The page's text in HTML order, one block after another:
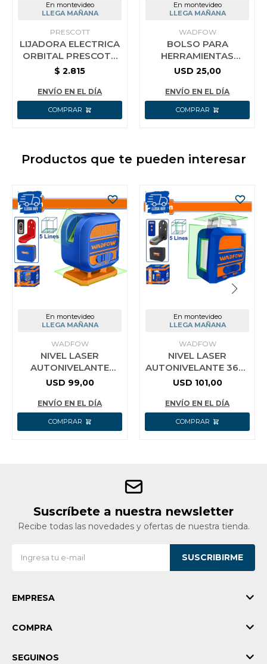
En montevideo
LLEGA MAÑANA
PRESCOTT
LIJADORA ELECTRICA
ORBITAL PRESCOTT
320W 14000 RPM
$ 2.815
ENVÍO EN EL DÍA
En montevideo
LLEGA MAÑANA
WADFOW
BOLSO PARA
HERRAMIENTAS
19PULG POLIÉSTER
COLOR AZUL
USD 25,00
ENVÍO EN EL DÍA
Productos que te pueden interesar
En montevideo
LLEGA MAÑANA
WADFOW
NIVEL LASER
AUTONIVELANTE
VERDE 30M WADFOW
USD 99,00
ENVÍO EN EL DÍA
En montevideo
LLEGA MAÑANA
WADFOW
NIVEL LASER
AUTONIVELANTE 360°
+ SOPORTE WADFOW
USD 101,00
ENVÍO EN EL DÍA
Suscríbete a nuestra newsletter
Recibe todas las novedades y ofertas de nuestra tienda.
SUSCRIBIRME
EMPRESA
COMPRA
SEGUINOS